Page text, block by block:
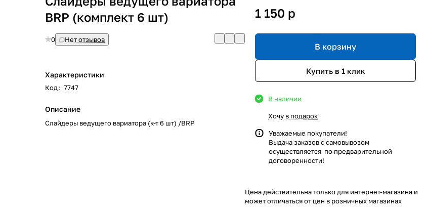
BRP (комплект 6 шт)
0 Нет отзывов
Характеристики
Код: 7747
Описание
Слайдеры ведущего вариатора (к-т 6 шт) /BRP
1 150 p
В корзину
Купить в 1 клик
В наличии
Хочу в подарок
Уважаемые покупатели!
Выдача заказов с самовывозом
осуществляется по предварительной
договоренности!
Цена действительна только для интернет-магазина и
может отличаться от цен в розничных магазинах